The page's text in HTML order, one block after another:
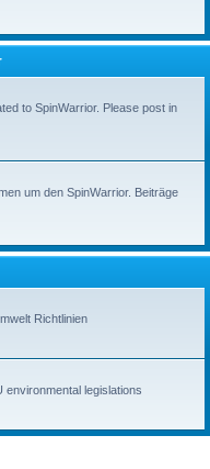
to SpinWarrior. Please post in
um den SpinWarrior. Beiträge
Richtlinien
environmental legislations